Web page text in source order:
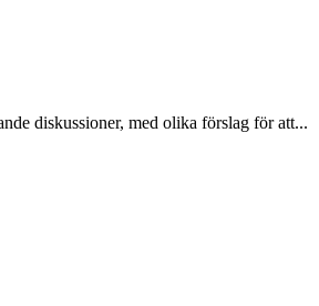
diskussioner, med olika förslag för att...